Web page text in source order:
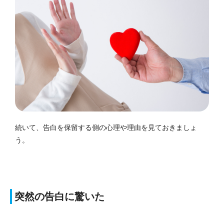
続いて、告白を保留する側の心理や理由を見ておきましょ
う。
突然の告白に驚いた